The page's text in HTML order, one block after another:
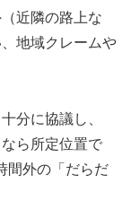
近隣の路上な
地域クレームや
分に協議し、
ら所定位置で
間外の「だらだ